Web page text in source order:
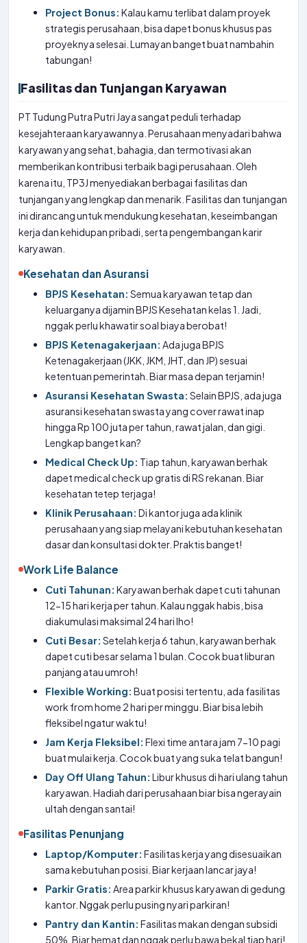
Project Bonus: Kalau kamu terlibat dalam proyek
strategis perusahaan, bisa dapet bonus khusus pas
proyeknya selesai. Lumayan banget buat nambahin
tabungan!
Fasilitas dan Tunjangan Karyawan
PT Tudung Putra Putri Jaya sangat peduli terhadap
kesejahteraan karyawannya. Perusahaan menyadari bahwa
karyawan yang sehat, bahagia, dan termotivasi akan
memberikan kontribusi terbaik bagi perusahaan. Oleh
karena itu, TP3J menyediakan berbagai fasilitas dan
tunjangan yang lengkap dan menarik. Fasilitas dan tunjangan
ini dirancang untuk mendukung kesehatan, keseimbangan
kerja dan kehidupan pribadi, serta pengembangan karir
karyawan.
Kesehatan dan Asuransi
BPJS Kesehatan: Semua karyawan tetap dan
keluarganya dijamin BPJS Kesehatan kelas 1. Jadi,
nggak perlu khawatir soal biaya berobat!
BPJS Ketenagakerjaan: Ada juga BPJS
Ketenagakerjaan (JKK, JKM, JHT, dan JP) sesuai
ketentuan pemerintah. Biar masa depan terjamin!
Asuransi Kesehatan Swasta: Selain BPJS, ada juga
asuransi kesehatan swasta yang cover rawat inap
hingga Rp 100 juta per tahun, rawat jalan, dan gigi.
Lengkap banget kan?
Medical Check Up: Tiap tahun, karyawan berhak
dapet medical check up gratis di RS rekanan. Biar
kesehatan tetep terjaga!
Klinik Perusahaan: Di kantor juga ada klinik
perusahaan yang siap melayani kebutuhan kesehatan
dasar dan konsultasi dokter. Praktis banget!
Work Life Balance
Cuti Tahunan: Karyawan berhak dapet cuti tahunan
12-15 hari kerja per tahun. Kalau nggak habis, bisa
diakumulasi maksimal 24 hari lho!
Cuti Besar: Setelah kerja 6 tahun, karyawan berhak
dapet cuti besar selama 1 bulan. Cocok buat liburan
panjang atau umroh!
Flexible Working: Buat posisi tertentu, ada fasilitas
work from home 2 hari per minggu. Biar bisa lebih
fleksibel ngatur waktu!
Jam Kerja Fleksibel: Flexi time antara jam 7-10 pagi
buat mulai kerja. Cocok buat yang suka telat bangun!
Day Off Ulang Tahun: Libur khusus di hari ulang tahun
karyawan. Hadiah dari perusahaan biar bisa ngerayain
ultah dengan santai!
Fasilitas Penunjang
Laptop/Komputer: Fasilitas kerja yang disesuaikan
sama kebutuhan posisi. Biar kerjaan lancar jaya!
Parkir Gratis: Area parkir khusus karyawan di gedung
kantor. Nggak perlu pusing nyari parkiran!
Pantry dan Kantin: Fasilitas makan dengan subsidi
50%. Biar hemat dan nggak perlu bawa bekal tiap hari!